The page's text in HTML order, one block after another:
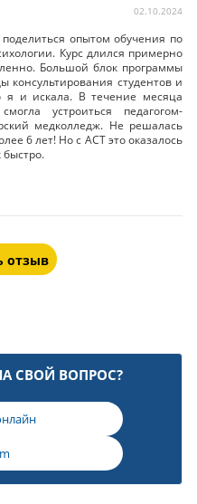
02.10.2024
опытом обучения по
Курс длился примерно
Большой блок программы
консультирования студентов и
я и искала. В течение месяца
устроиться педагогом-
медколледж. Не решалась
6 лет! Но с АСТ это оказалось
отзыв
СВОЙ ВОПРОС?